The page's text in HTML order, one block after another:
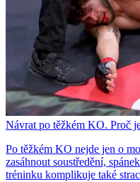
Návrat po těžkém KO. Proč
Po těžkém KO nejde jen o
zasáhnout soustředění,
tréninku komplikuje také